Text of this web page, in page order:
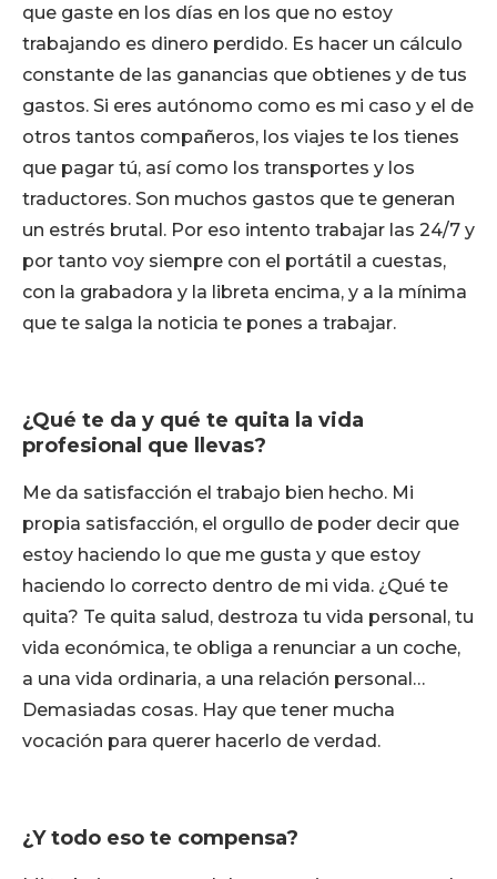
que gaste en los días en los que no estoy
trabajando es dinero perdido. Es hacer un cálculo
constante de las ganancias que obtienes y de tus
gastos. Si eres autónomo como es mi caso y el de
otros tantos compañeros, los viajes te los tienes
que pagar tú, así como los transportes y los
traductores. Son muchos gastos que te generan
un estrés brutal. Por eso intento trabajar las 24/7 y
por tanto voy siempre con el portátil a cuestas,
con la grabadora y la libreta encima, y a la mínima
que te salga la noticia te pones a trabajar.
¿Qué te da y qué te quita la vida
profesional que llevas?
Me da satisfacción el trabajo bien hecho. Mi
propia satisfacción, el orgullo de poder decir que
estoy haciendo lo que me gusta y que estoy
haciendo lo correcto dentro de mi vida. ¿Qué te
quita? Te quita salud, destroza tu vida personal, tu
vida económica, te obliga a renunciar a un coche,
a una vida ordinaria, a una relación personal…
Demasiadas cosas. Hay que tener mucha
vocación para querer hacerlo de verdad.
¿Y todo eso te compensa?